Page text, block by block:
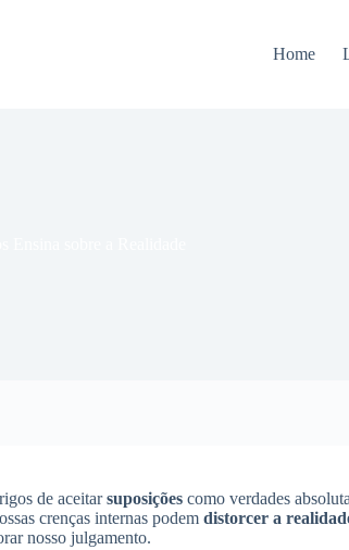
Home
de aceitarsuposições como verdades
crenças internas podem distorcer a
nosso julgamento.